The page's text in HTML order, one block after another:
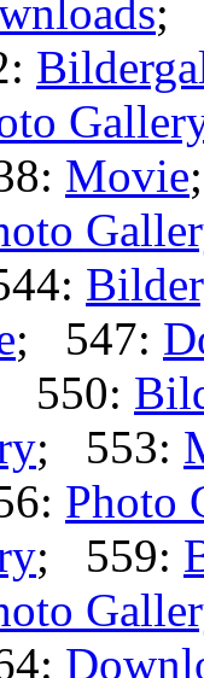
;
Movie
; 547:
550:
; 553:
Photo
; 559: